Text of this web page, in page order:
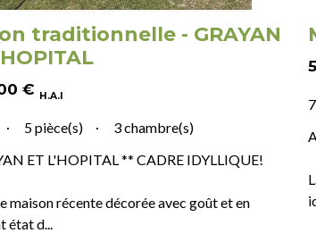
traditionnelle - GRAYAN
€ H.A.I
5 pièce(s)
3 chambre(s)
ET L'HOPITAL ** CADRE IDYLLIQUE!
maison récente décorée avec goût et en
état d...